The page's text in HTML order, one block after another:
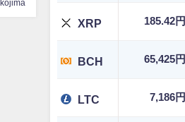
XRP 185.42円
BCH 65,425円
LTC 7,186円